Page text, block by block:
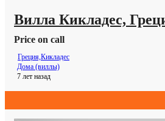
Вилла Кикладес,
Price on call
Греция,Кикладес
Дома (виллы)
7 лет назад